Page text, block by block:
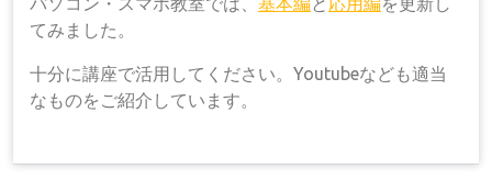
てみました。
十分に講座で活用してください。Youtubeなども適当
なものをご紹介しています。